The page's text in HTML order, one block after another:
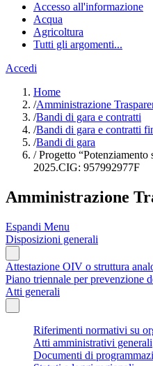
Accesso all'informazione
Acqua
Agricoltura
Tutti gli argomenti...
Accedi
Home
/Amministrazione
/Bandi di gara e contratti
/Bandi di gara e contratti
/Bandi di gara
/Progetto
2025.CIG: 957992977F
Amministrazione
Espandi Menu
Disposizioni generali
Attestazione OIV o struttura
Piano triennale per prevenzione
Atti generali
Riferimenti normativi su
Atti amministrativi generali
Documenti di